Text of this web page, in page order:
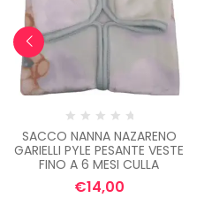
SACCO NANNA NAZARENO
GARIELLI PYLE PESANTE VESTE
FINO A 6 MESI CULLA
€14,00